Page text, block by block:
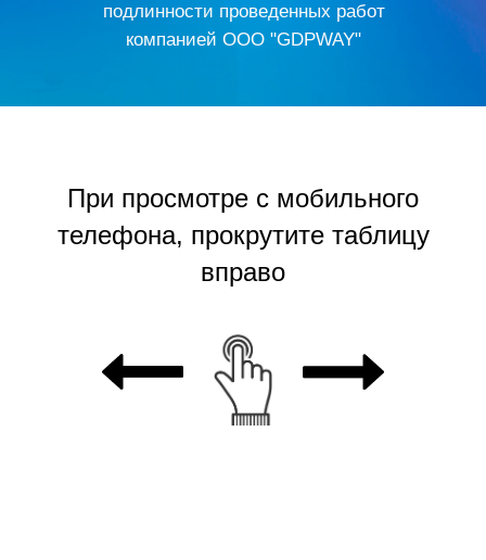
подлинности проведенных работ
компанией ООО "GDPWAY"
При просмотре с мобильного
телефона, прокрутите таблицу
вправо